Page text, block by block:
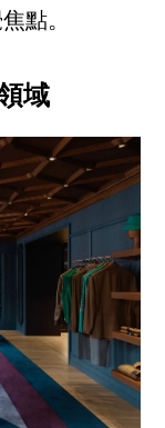
點。
域